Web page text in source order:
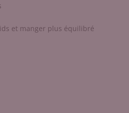
et manger plus équilibré